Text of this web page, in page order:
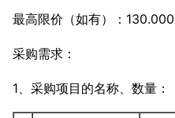
最高限价（如有）：
采购需求：
1、采购项目的名称、数量：